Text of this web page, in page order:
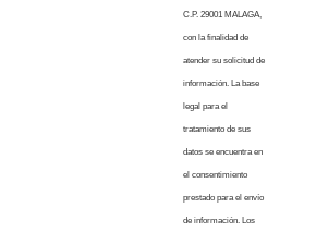
C.P. 29001 MALAGA,
con la finalidad de
atender su solicitud de
información. La base
legal para el
tratamiento de sus
datos se encuentra en
el consentimiento
prestado para el envío
de información. Los